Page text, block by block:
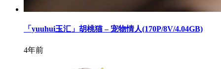
「yuuhui玉汇」胡桃猫 – 宠物情人(170P/8V/4.04GB)
4年前